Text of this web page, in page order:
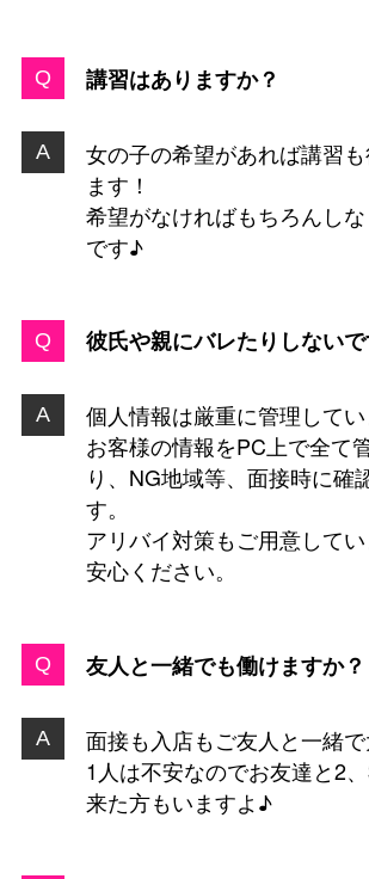
講習はありますか？
女の子の希望があれば講習
ます！
希望がなければもちろんし
です♪
彼氏や親にバレたりしないで
個人情報は厳重に管理して
お客様の情報をPC上で全て
り、NG地域等、面接時に確
す。
アリバイ対策もご用意して
安心ください。
友人と一緒でも働けますか？
面接も入店もご友人と一緒
1人は不安なのでお友達と2
来た方もいますよ♪